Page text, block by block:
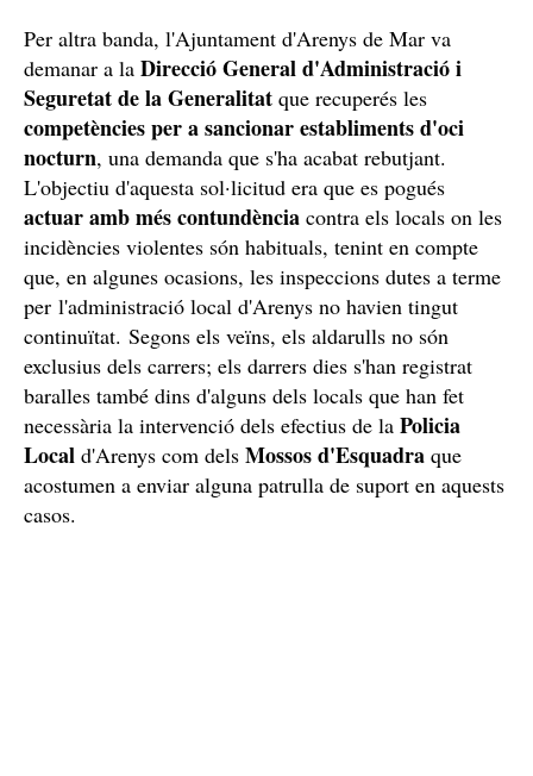
Per altra banda, l'Ajuntament d'Arenys de Mar va
demanar a la Direcció General d'Administració i
Seguretat de la Generalitat que recuperés les
competències per a sancionar establiments d'oci
nocturn, una demanda que s'ha acabat rebutjant.
L'objectiu d'aquesta sol·licitud era que es pogués
actuar amb més contundència contra els locals on les
incidències violentes són habituals, tenint en compte
que, en algunes ocasions, les inspeccions dutes a terme
per l'administració local d'Arenys no havien tingut
continuïtat. Segons els veïns, els aldarulls no són
exclusius dels carrers; els darrers dies s'han registrat
baralles també dins d'alguns dels locals que han fet
necessària la intervenció dels efectius de la Policia
Local d'Arenys com dels Mossos d'Esquadra que
acostumen a enviar alguna patrulla de suport en aquests
casos.